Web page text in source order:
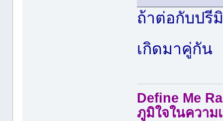
ถ้าต่อกับปรี
เกิดมาคู่กัน
Define Me
ภูมิใจในความ